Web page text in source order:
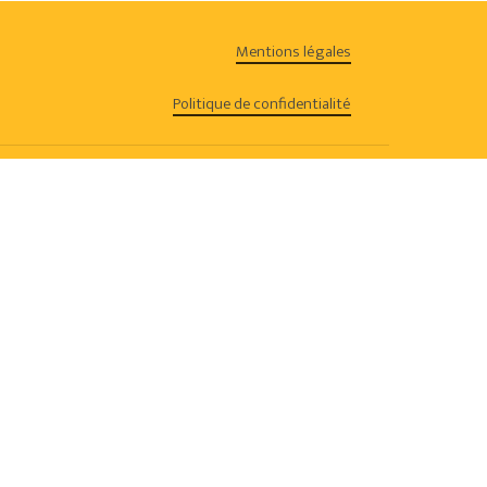
Mentions légales
Politique de confidentialité